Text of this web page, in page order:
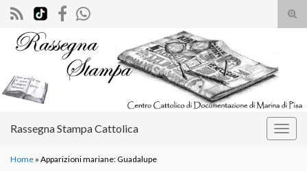
il
Search for:
Rassegna Stampa Cattolica
Home » Apparizioni mariane: Guadalupe